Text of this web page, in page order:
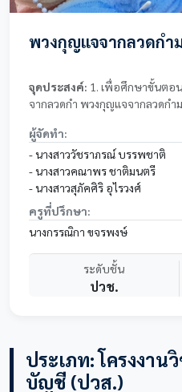
พวงกุญแจจากลวดกำ
จุดประสงค์: 1. เพื่อศึกษาขั้นตอ
จากลวดกำ พวงกุญแจจากลวดกำมะหยี่ 2. เพื่อฝึกทักษ
ประดิษฐ์ 3. เพื่อใช้เวลาว่างให้เ
หัตถกรรม
ผู้จัดทำ:
- นางสาววัชราภรณ์ บรรพชาติ
- นางสาวคณาพร ชาติมนตรี
- นางสาวสุภัคศิริ อุไรวงศ์
ครูที่ปรึกษา:
นางกรรณิกา ขจรพงษ์
ระดับชั้น
ปวช.
ประเภท: โครงงา
บัญชี (ปวส.)